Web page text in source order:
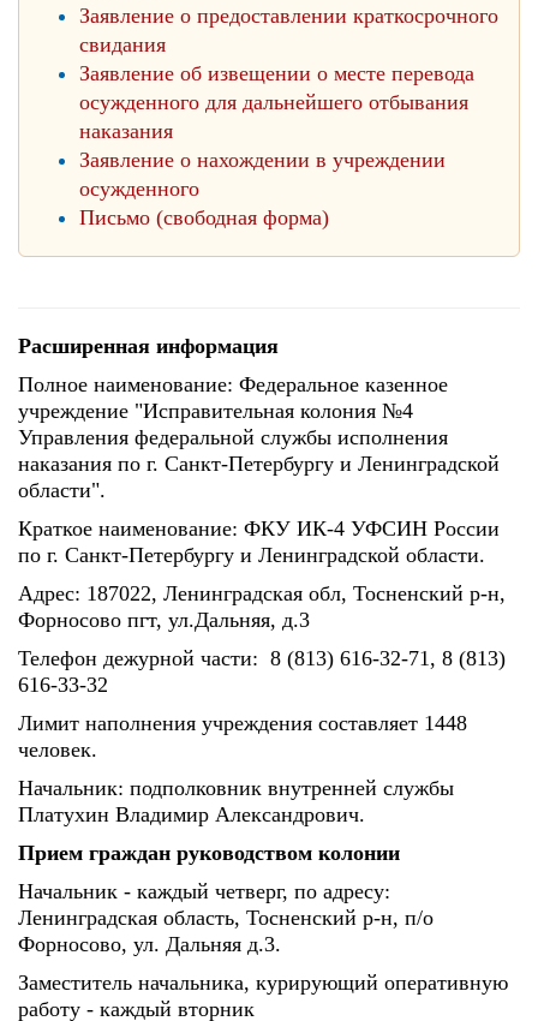
Заявление о предоставлении краткосрочного
свидания
Заявление об извещении о месте перевода
осужденного для дальнейшего отбывания
наказания
Заявление о нахождении в учреждении
осужденного
Письмо (свободная форма)
Расширенная информация
Полное наименование: Федеральное казенное
учреждение "Исправительная колония №4
Управления федеральной службы исполнения
наказания по г. Санкт-Петербургу и Ленинградской
области".
Краткое наименование: ФКУ ИК-4 УФСИН России
по г. Санкт-Петербургу и Ленинградской области.
Адрес: 187022, Ленинградская обл, Тосненский р-н,
Форносово пгт, ул.Дальняя, д.3
Телефон дежурной части: 8 (813) 616-32-71, 8 (813)
616-33-32
Лимит наполнения учреждения составляет 1448
человек.
Начальник: подполковник внутренней службы
Платухин Владимир Александрович.
Прием граждан руководством колонии
Начальник - каждый четверг, по адресу:
Ленинградская область, Тосненский р-н, п/о
Форносово, ул. Дальняя д.3.
Заместитель начальника, курирующий оперативную
работу - каждый вторник